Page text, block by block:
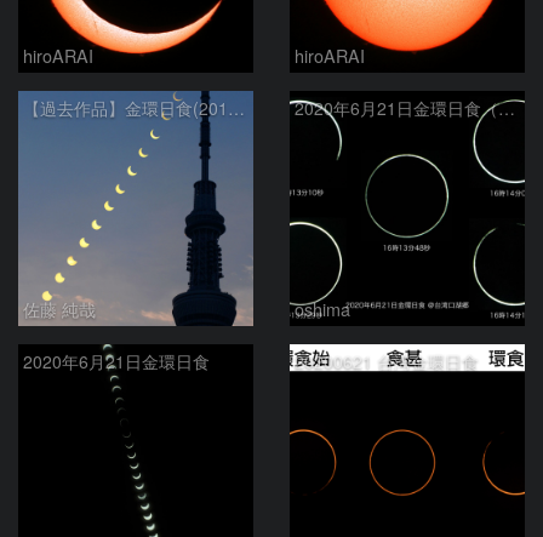
hiroARAI hiroARAI
【過去作品】金環日食(2012年5月21日)の連続写真と東京スカイツリー
佐藤 純哉
2020年6月21日金環日食（拡大）
oshima
2020年6月21日金環日食 20200621 台湾金環日食